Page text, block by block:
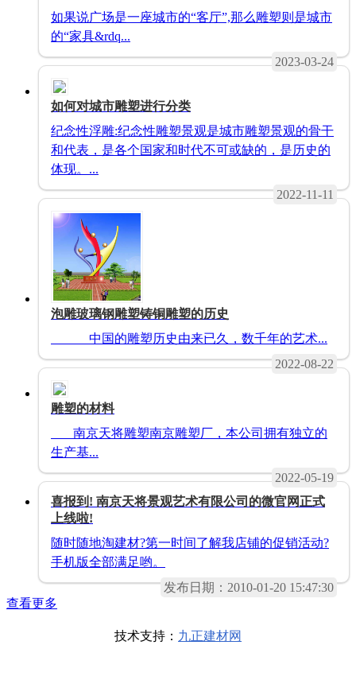
如果说广场是一座城市的“客厅”,那么雕塑则是城市
的“家具&rdq...
2023-03-24
如何对城市雕塑进行分类
纪念性浮雕:纪念性雕塑景观是城市雕塑景观的骨干
和代表，是各个国家和时代不可或缺的，是历史的
体现。...
2022-11-11
泡雕玻璃钢雕塑铸铜雕塑的历史
中国的雕塑历史由来已久，数千年的艺术...
2022-08-22
雕塑的材料
南京天将雕塑南京雕塑厂，本公司拥有独立的
生产基...
2022-05-19
喜报到! 南京天将景观艺术有限公司的微官网正式
上线啦!
随时随地淘建材?第一时间了解我店铺的促销活动?
手机版全部满足哟。
发布日期：2010-01-20 15:47:30
查看更多
技术支持： 九正建材网